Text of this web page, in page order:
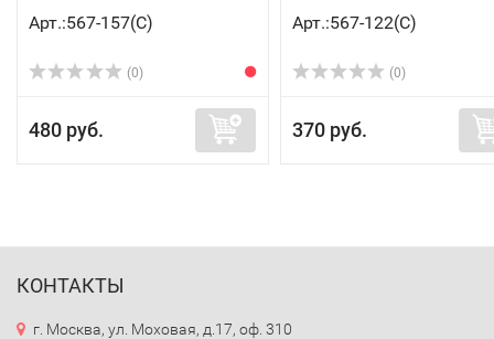
Арт.:567-157(C)
(0)
480 руб.
Арт.:567-122(C)
(0)
370 руб.
КОНТАКТЫ
г. Москва, ул. Моховая, д.17, оф. 310